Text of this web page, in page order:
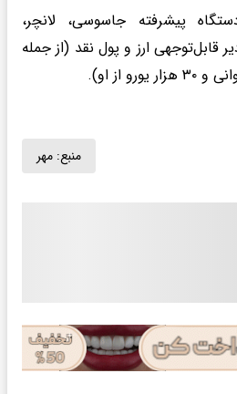
پیشرفته جاسوسی، لانچر،
ارز و پول نقد (از جمله
منبع: مهر